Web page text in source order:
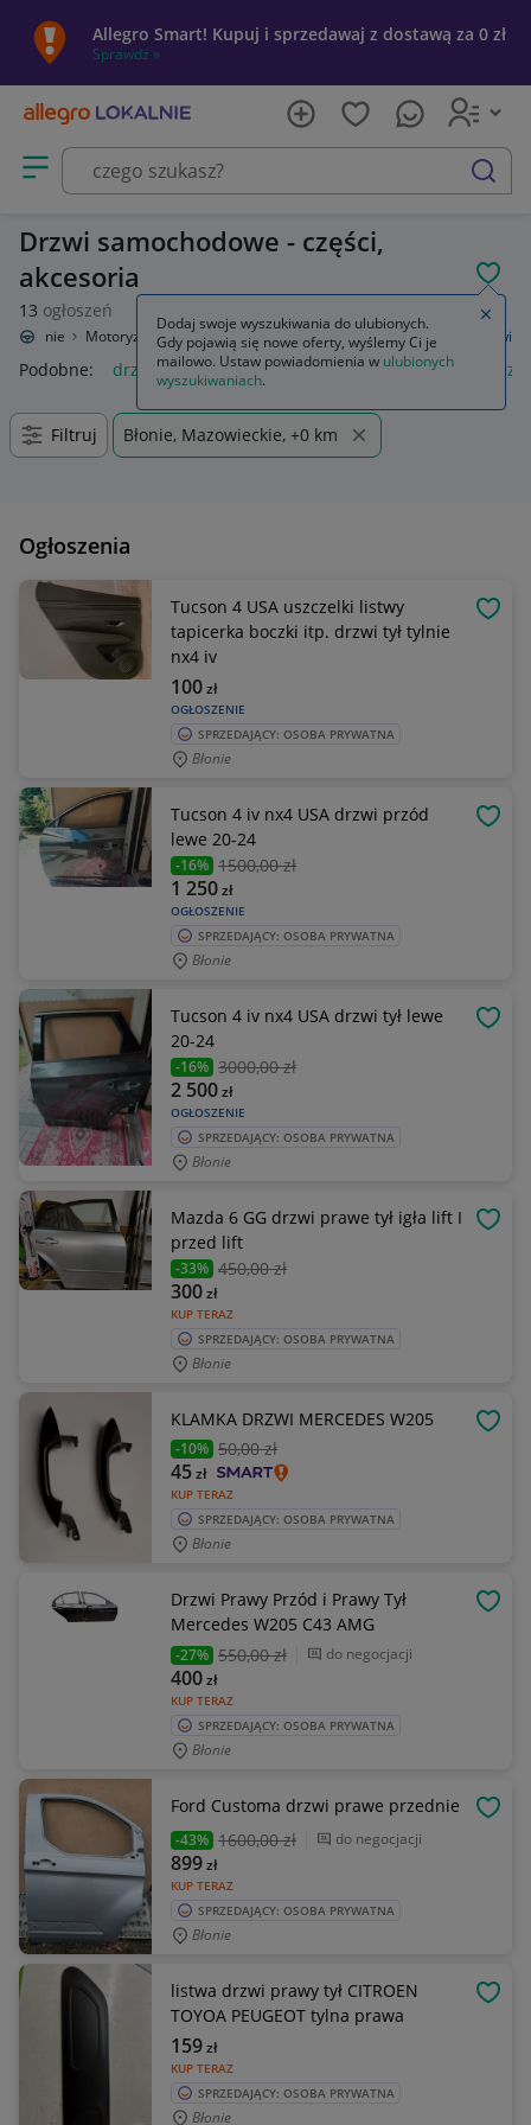
Allegro Smart! Kupuj i sprzedawaj z dostawą za 0 zł
Sprawdź »
Otwórz menu z kategoriami
szukaj
Drzwi samochodowe - części,
akcesoria
13 ogłoszeń
Lokalnie Motoryzacja Części samochodowe Części karoserii Drzwi
Podobne: drzwi moskitiera na drzwi balkonowe drzwi
Filtruj Błonie, Mazowieckie, +0 km
Ogłoszenia
Tucson 4 USA uszczelki listwy
tapicerka boczki itp. drzwi tył tylnie
nx4 iv
OGŁOSZENIE
100zł
SPRZEDAJĄCY: OSOBA PRYWATNA
Błonie
Tucson 4 iv nx4 USA drzwi przód
lewe 20-24
-16% 1500,00 zł
OGŁOSZENIE
1 250zł
SPRZEDAJĄCY: OSOBA PRYWATNA
Błonie
Tucson 4 iv nx4 USA drzwi tył lewe
20-24
-16% 3000,00 zł
OGŁOSZENIE
2 500zł
SPRZEDAJĄCY: OSOBA PRYWATNA
Błonie
Mazda 6 GG drzwi prawe tył igła lift I
przed lift
-33% 450,00 zł
KUP TERAZ
300zł
SPRZEDAJĄCY: OSOBA PRYWATNA
Błonie
KLAMKA DRZWI MERCEDES W205
-10% 50,00 zł
KUP TERAZ
45zł
SPRZEDAJĄCY: OSOBA PRYWATNA
Błonie
Drzwi Prawy Przód i Prawy Tył
Mercedes W205 C43 AMG
-27% 550,00 zł do negocjacji
KUP TERAZ
400zł
SPRZEDAJĄCY: OSOBA PRYWATNA
Błonie
Ford Customa drzwi prawe przednie
-43% 1600,00 zł do negocjacji
KUP TERAZ
899zł
SPRZEDAJĄCY: OSOBA PRYWATNA
Błonie
listwa drzwi prawy tył CITROEN
TOYOA PEUGEOT tylna prawa
KUP TERAZ
159zł
SPRZEDAJĄCY: OSOBA PRYWATNA
Błonie
Dodaj swoje wyszukiwania do ulubionych.
Gdy pojawią się nowe oferty, wyślemy Ci je
mailowo. Ustaw powiadomienia w ulubionych
wyszukiwaniach.